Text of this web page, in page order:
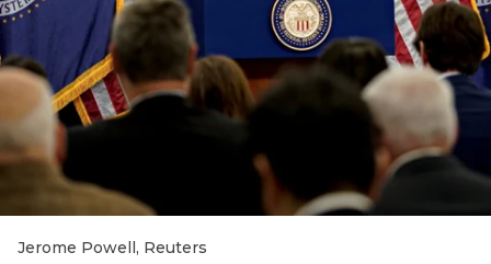
Jerome Powell, Reuters